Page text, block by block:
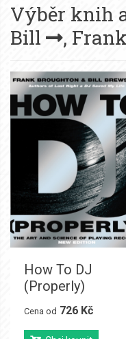
Výběr knih
Bill
,
How To DJ
(Properly)
Cena od 726 Kč